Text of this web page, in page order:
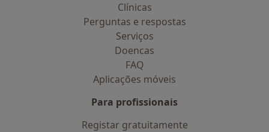
Clínicas
Perguntas e respostas
Serviços
Doencas
FAQ
Aplicações móveis
Para profissionais
Registar gratuitamente